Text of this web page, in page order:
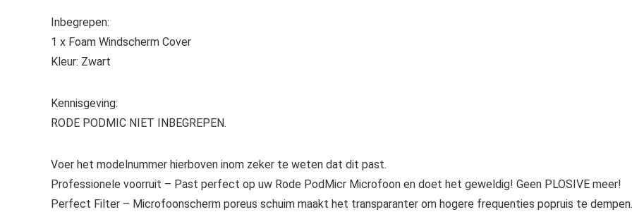
Inbegrepen:
1 x Foam Windscherm Cover
Kleur: Zwart
Kennisgeving:
RODE PODMIC NIET INBEGREPEN.
Voer het modelnummer hierboven inom zeker te weten dat dit past.
Professionele voorruit – Past perfect op uw Rode PodMicr Microfoon en doet het geweldig! Geen PLOSIVE meer!
Perfect Filter – Microfoonscherm poreus schuim maakt het transparanter om hogere frequenties popruis te dempen.